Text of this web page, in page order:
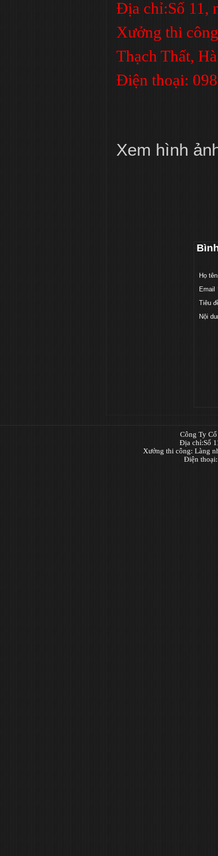
Địa chỉ:Số 11,
Xưởng thi
Thạch Thất,
Điện thoại:
Xem hình
Họ tên
Email
Tiêu
Nội
Công Ty
Địa chỉ:Số
Xưởng thi công: Làng
Điện